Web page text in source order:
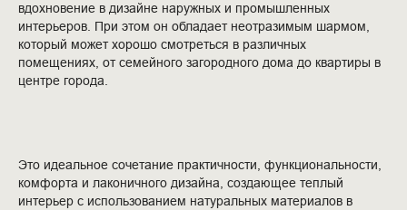
вдохновение в дизайне наружных и промышленных
интерьеров. При этом он обладает неотразимым шармом,
который может хорошо смотреться в различных
помещениях, от семейного загородного дома до квартиры в
центре города.
Это идеальное сочетание практичности, функциональности,
комфорта и лаконичного дизайна, создающее теплый
интерьер с использованием натуральных материалов в